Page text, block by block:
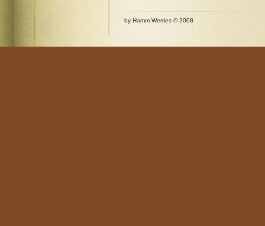
by Hamm-Werries © 2008